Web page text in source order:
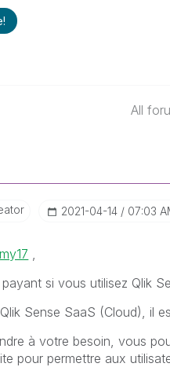
All
‎2021-04-14 07:03
,
si vous utilisez Qlik
Sense SaaS (Cloud), il
à votre besoin, vous
pour permettre aux